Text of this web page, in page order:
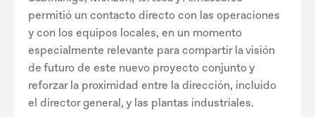
permitió un contacto directo con las operaciones
y con los equipos locales, en un momento
especialmente relevante para compartir la visión
de futuro de este nuevo proyecto conjunto y
reforzar la proximidad entre la dirección, incluido
el director general, y las plantas industriales.